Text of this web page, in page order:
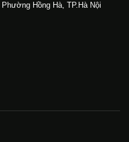
Hồng Hà, TP.Hà Nội